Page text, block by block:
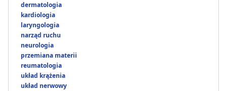
dermatologia
kardiologia
laryngologia
narząd ruchu
neurologia
przemiana materii
reumatologia
układ krążenia
układ nerwowy